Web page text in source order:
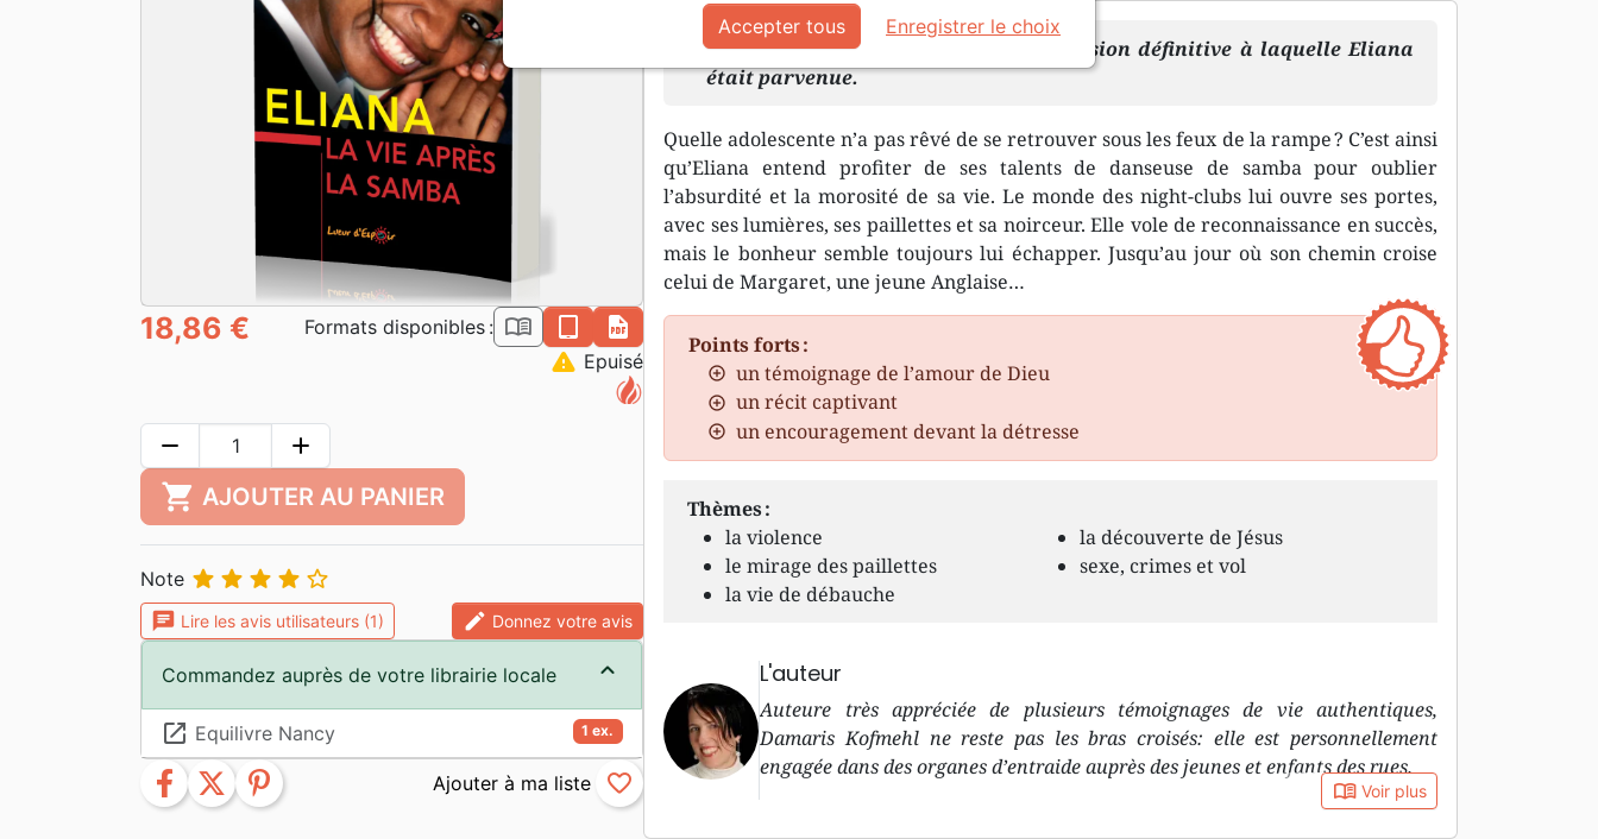
La vie n’a aucun sens. Voilà la conclusion définitive à laquelle Eliana
était parvenue.
Quelle adolescente n’a pas rêvé de se retrouver sous les feux de la rampe ? C’est ainsi
qu’Eliana entend profiter de ses talents de danseuse de samba pour oublier
l’absurdité et la morosité de sa vie. Le monde des night-clubs lui ouvre ses portes,
avec ses lumières, ses paillettes et sa noirceur. Elle vole de reconnaissance en succès,
mais le bonheur semble toujours lui échapper. Jusqu’au jour où son chemin croise
celui de Margaret, une jeune Anglaise…
Points forts :
un témoignage de l’amour de Dieu
un récit captivant
un encouragement devant la détresse
Thèmes :
la violence
le mirage des paillettes
la vie de débauche
la découverte de Jésus
sexe, crimes et vol
L'auteur
Auteure très appréciée de plusieurs témoignages de vie authentiques,
Damaris Kofmehl ne reste pas les bras croisés: elle est personnellement
engagée dans des organes d’entraide auprès des jeunes et enfants des rues.
book_open Voir plus
18,86 € Formats disponibles : book_open epub
pdf
warning Epuisé
remove add
shopping_cart AJOUTER AU PANIER
Note     
chat Lire les avis utilisateurs (1) edit Donnez votre avis
Commandez auprès de votre librairie locale
1 ex.
launch Equilivre Nancy
facebook twitter pinterest favorite_border
Accepter tous Enregistrer le choix